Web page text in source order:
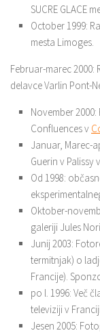
SUCRE GLACE
October 1999:
mesta Limoges.
Februar-marec 2000:
delavce Varlin Pont-
November 2000:
Confluences v
Januar, Marec-
Guerin v Palissy
Od 1998:
Oktober-
galeriji Jules
Junij 2003:
termitnjak) o
Francije).
po l. 1996: Več
televiziji v
Jesen 2005: